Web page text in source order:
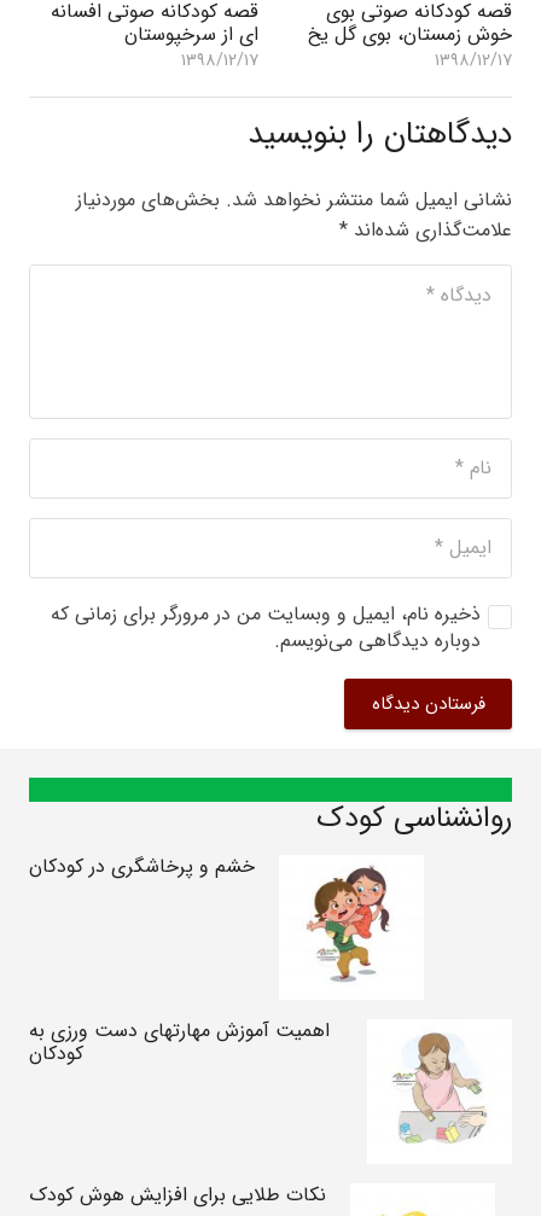
قصه کودکانه صوتی بوی
خوش زمستان، بوی گل یخ
۱۳۹۸/۱۲/۱۷
قصه کودکانه صوتی افسانه
ای از سرخپوستان
۱۳۹۸/۱۲/۱۷
دیدگاهتان را بنویسید
نشانی ایمیل شما منتشر نخواهد شد. بخش‌های موردنیاز
علامت‌گذاری شده‌اند *
ذخیره نام، ایمیل و وبسایت من در مرورگر برای زمانی که
دوباره دیدگاهی می‌نویسم.
فرستادن دیدگاه
روانشناسی کودک
خشم و پرخاشگری در کودکان
اهمیت آموزش مهارتهای دست ورزی به
کودکان
نکات طلایی برای افزایش هوش کودک